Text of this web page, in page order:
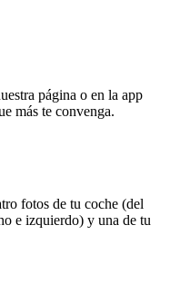
página o en la app
más te convenga.
fotos de tu coche (del
e izquierdo) y una de tu